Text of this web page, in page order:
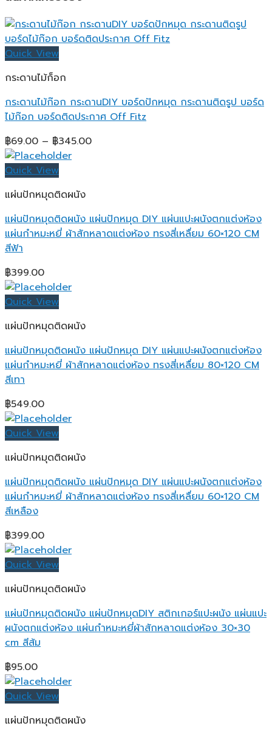
Quick View
กระดานไม้ก็อก
กระดานไม้ก๊อก กระดานDIY บอร์ดปักหมุด กระดานติดรูป บอร์ด
ไม้ก๊อก บอร์ดติดประกาศ Off Fitz
฿69.00 – ฿345.00Price
Quick View
แผ่นปักหมุดติดผนัง
แผ่นปักหมุดติดผนัง แผ่นปักหมุด DIY แผ่นแปะผนังตกแต่งห้อง
แผ่นกำหมะหยี่ ผ้าสักหลาดแต่งห้อง ทรงสี่เหลื่ยม 60×120 CM
สีฟ้า
฿399.00
Quick View
แผ่นปักหมุดติดผนัง
แผ่นปักหมุดติดผนัง แผ่นปักหมุด DIY แผ่นแปะผนังตกแต่งห้อง
แผ่นกำหมะหยี่ ผ้าสักหลาดแต่งห้อง ทรงสี่เหลื่ยม 80×120 CM
สีเทา
฿549.00
Quick View
แผ่นปักหมุดติดผนัง
แผ่นปักหมุดติดผนัง แผ่นปักหมุด DIY แผ่นแปะผนังตกแต่งห้อง
แผ่นกำหมะหยี่ ผ้าสักหลาดแต่งห้อง ทรงสี่เหลื่ยม 60×120 CM
สีเหลือง
฿399.00
Quick View
แผ่นปักหมุดติดผนัง
แผ่นปักหมุดติดผนัง แผ่นปักหมุดDIY สติกเกอร์แปะผนัง แผ่นแปะ
ผนังตกแต่งห้อง แผ่นกำหมะหยี่ผ้าสักหลาดแต่งห้อง 30×30
cm สีส้ม
฿95.00
Quick View
แผ่นปักหมุดติดผนัง